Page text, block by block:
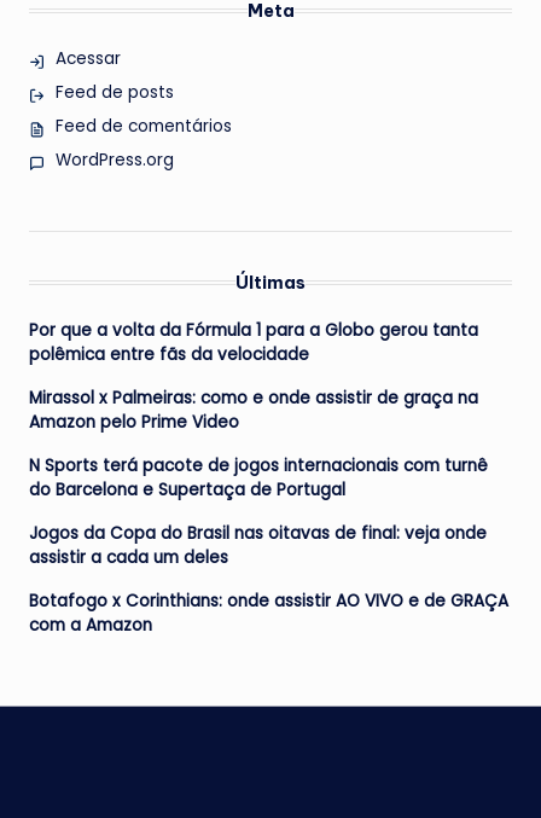
Meta
Acessar
Feed de posts
Feed de comentários
WordPress.org
Últimas
Por que a volta da Fórmula 1 para a Globo gerou tanta
polêmica entre fãs da velocidade
Mirassol x Palmeiras: como e onde assistir de graça na
Amazon pelo Prime Video
N Sports terá pacote de jogos internacionais com turnê
do Barcelona e Supertaça de Portugal
Jogos da Copa do Brasil nas oitavas de final: veja onde
assistir a cada um deles
Botafogo x Corinthians: onde assistir AO VIVO e de GRAÇA
com a Amazon